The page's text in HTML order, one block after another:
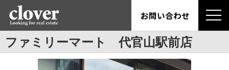
お問い合わせ
ファミリーマート 代官山駅前店